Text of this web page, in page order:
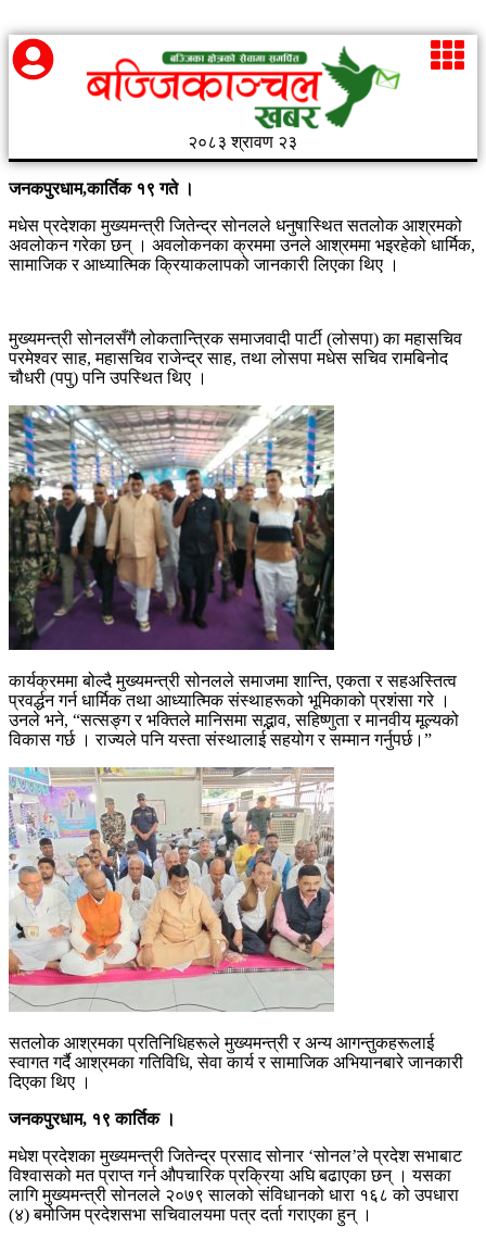
२०८३ श्रावण २३
जनकपुरधाम,कार्तिक १९ गते ।
मधेस प्रदेशका मुख्यमन्त्री जितेन्द्र सोनलले धनुषास्थित सतलोक आश्रमको
अवलोकन गरेका छन् । अवलोकनका क्रममा उनले आश्रममा भइरहेको धार्मिक,
सामाजिक र आध्यात्मिक क्रियाकलापको जानकारी लिएका थिए ।
मुख्यमन्त्री सोनलसँगै लोकतान्त्रिक समाजवादी पार्टी (लोसपा) का महासचिव
परमेश्वर साह, महासचिव राजेन्द्र साह, तथा लाेसपा मधेस सचिव रामबिनोद
चौधरी (पपु) पनि उपस्थित थिए ।
कार्यक्रममा बोल्दै मुख्यमन्त्री सोनलले समाजमा शान्ति, एकता र सहअस्तित्व
प्रवर्द्धन गर्न धार्मिक तथा आध्यात्मिक संस्थाहरूको भूमिकाको प्रशंसा गरे ।
उनले भने, “सत्सङ्ग र भक्तिले मानिसमा सद्भाव, सहिष्णुता र मानवीय मूल्यको
विकास गर्छ । राज्यले पनि यस्ता संस्थालाई सहयोग र सम्मान गर्नुपर्छ।”
सतलोक आश्रमका प्रतिनिधिहरूले मुख्यमन्त्री र अन्य आगन्तुकहरूलाई
स्वागत गर्दै आश्रमका गतिविधि, सेवा कार्य र सामाजिक अभियानबारे जानकारी
दिएका थिए ।
जनकपुरधाम, १९ कार्तिक ।
मधेश प्रदेशका मुख्यमन्त्री जितेन्द्र प्रसाद सोनार ‘सोनल’ले प्रदेश सभाबाट
विश्वासको मत प्राप्त गर्न औपचारिक प्रक्रिया अघि बढाएका छन् । यसका
लागि मुख्यमन्त्री सोनलले २०७९ सालको संविधानको धारा १६८ को उपधारा
(४) बमोजिम प्रदेशसभा सचिवालयमा पत्र दर्ता गराएका हुन् ।